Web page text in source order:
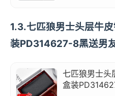
1.3.七匹狼男士头层牛
装PD314627-8黑送男
七匹狼男士头
盒装